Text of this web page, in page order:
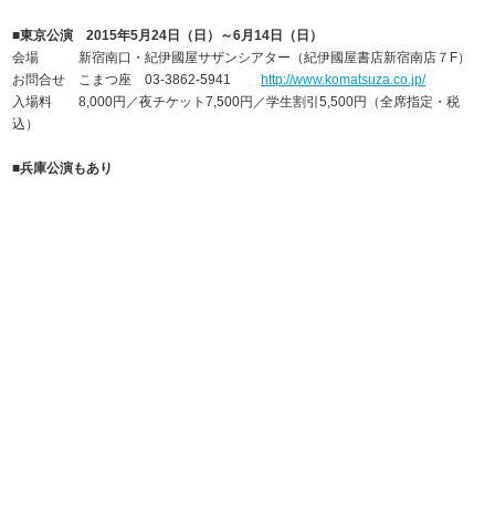
■東京公演 2015年5月24日（日）～6月14日（日）
会場 新宿南口・紀伊國屋サザンシアター（紀伊國屋書店新宿南店７F）
お問合せ こまつ座 03-3862-5941http://www.komatsuza.co.jp/
入場料 8,000円／夜チケット7,500円／学生割引5,500円（全席指定・税
込）
■兵庫公演もあり